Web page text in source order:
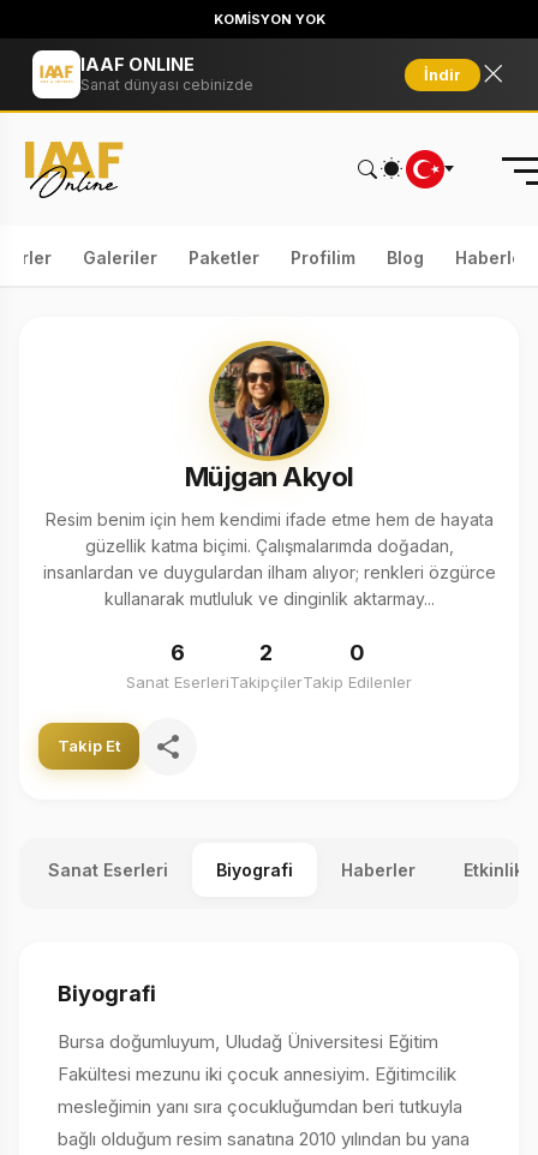
KOMİSYON YOK
IAAF ONLINE
Sanat dünyası cebinizde
İndir
Galeriler Paketler Profilim Blog Haberler
Müjgan Akyol
Resim benim için hem kendimi ifade etme hem de hayata
güzellik katma biçimi. Çalışmalarımda doğadan,
insanlardan ve duygulardan ilham alıyor; renkleri özgürce
kullanarak mutluluk ve dinginlik aktarmay...
6
Sanat Eserleri
2
Takipçiler
0
Takip Edilenler
Takip Et
Sanat Eserleri Biyografi Haberler
Biyografi
Bursa doğumluyum, Uludağ Üniversitesi Eğitim
Fakültesi mezunu iki çocuk annesiyim. Eğitimcilik
mesleğimin yanı sıra çocukluğumdan beri tutkuyla
bağlı olduğum resim sanatına 2010 yılından bu yana